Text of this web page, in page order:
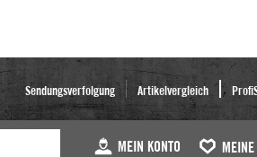
Sendungsverfolgung Artikelvergleich
MEIN KONTO MEINE